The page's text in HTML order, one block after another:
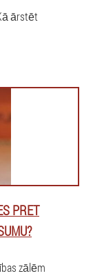
ārstēt
PRET
zālēm